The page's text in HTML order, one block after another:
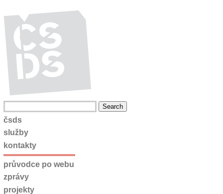
čsds
služby
kontakty
průvodce po webu
zprávy
projekty